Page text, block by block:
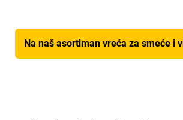
Na naš asortiman vreća za smeće i